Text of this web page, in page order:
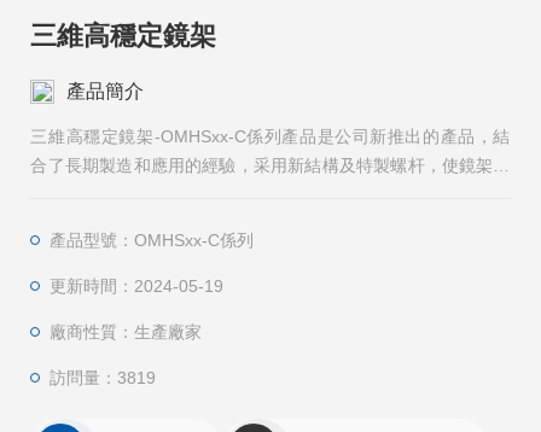
三維高穩定鏡架
產品簡介
三維高穩定鏡架-OMHSxx-C係列產品是公司新推出的產品，結
合了長期製造和應用的經驗，采用新結構及特製螺杆，使鏡架在
產品型號：OMHSxx-C係列
更新時間：2024-05-19
廠商性質：生產廠家
訪問量：3819